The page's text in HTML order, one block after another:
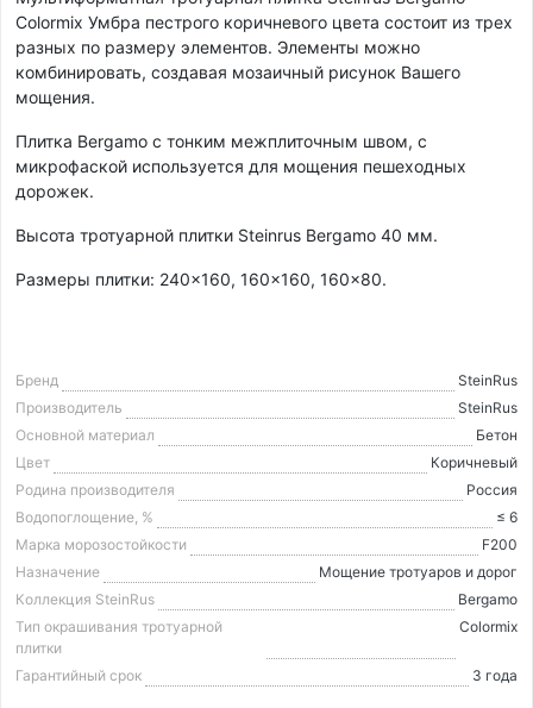
Colormix Умбра пестрого коричневого цвета состоит из трех
разных по размеру элементов. Элементы можно
комбинировать, создавая мозаичный рисунок Вашего
мощения.
Плитка Bergamo с тонким межплиточным швом, с
микрофаской используется для мощения пешеходных
дорожек.
Высота тротуарной плитки Steinrus Bergamo 40 мм.
Размеры плитки: 240×160, 160×160, 160×80.
Бренд
SteinRus
Производитель
SteinRus
Основной материал
Бетон
Цвет
Коричневый
Родина производителя
Россия
Водопоглощение, %
≤ 6
Марка морозостойкости
F200
Назначение
Мощение тротуаров и дорог
Коллекция SteinRus
Bergamo
Тип окрашивания тротуарной
плитки
Colormix
Гарантийный срок 3 года